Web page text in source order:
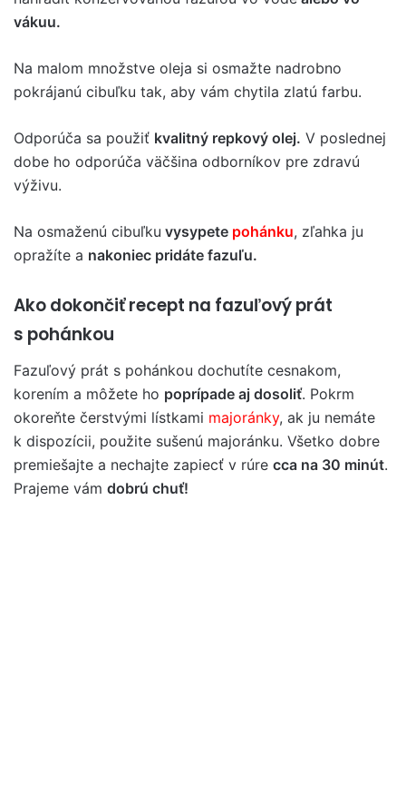
vákuu.
Na malom množstve oleja si osmažte nadrobno
pokrájanú cibuľku tak, aby vám chytila zlatú farbu.
Odporúča sa použiť kvalitný repkový olej. V poslednej
dobe ho odporúča väčšina odborníkov pre zdravú
výživu.
Na osmaženú cibuľku vysypete pohánku, zľahka ju
opražíte a nakoniec pridáte fazuľu.
Ako dokončiť recept na fazuľový prát
s pohánkou
Fazuľový prát s pohánkou dochutíte cesnakom,
korením a môžete ho poprípade aj dosoliť. Pokrm
okoreňte čerstvými lístkami majoránky, ak ju nemáte
k dispozícii, použite sušenú majoránku. Všetko dobre
premiešajte a nechajte zapiecť v rúre cca na 30 minút.
Prajeme vám dobrú chuť!